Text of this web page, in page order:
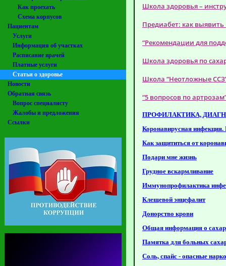
Как проехать
Схема корпусов
Пациентам
Услуги
Информация об участках
Расписание врачей
Платные услуги
Статьи о здоровье
Новости
Обратная связь
Вопрос специалисту
Жалобы и предложения
Ссылки
Школа здоровья –
Предиабет: как выявить
“Рекомендации для
Школа здоровья по
Школа “Неотложные
“5 вопросов по
ПРОФИЛАКТИКА,
Коронавирусная
Как защититься от
Подари мне жизнь
Грудное вскармливание
Иммунопрофилактика
Клещевой энцефалит
Донорство крови
Общая информация о
Памятка для больных
Соль, спайс - опасные